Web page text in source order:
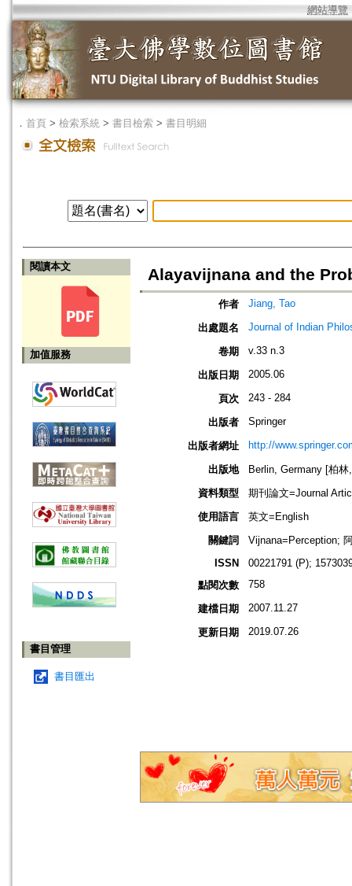
網站導覽
． 首頁 > 檢索系統 > 書目檢索 > 書目明細
閱讀本文
加值服務
書目管理
書目匯出
Alayavijnana and the
作者 Jiang, Tao
出處題名 Journal of Indian
卷期 v.33 n.3
出版日期 2005.06
頁次 243 - 284
出版者 Springer
出版者網址 http://
出版地
Berlin, Germany [柏
資料類型
期刊論文=Journal
使用語言
英文=English
關鍵詞
Vijnana=Perception;
ISSN
00221791 (P);
點閱次數
758
建檔日期 2007.11.27
更新日期 2019.07.26